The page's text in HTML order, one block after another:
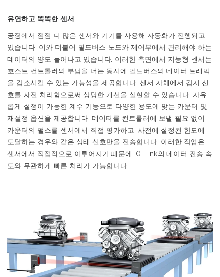
유연하고 똑똑한 센서
공장에서 점점 더 많은 센서와 기기를 사용해 자동화가 진행되고
있습니다. 이와 더불어 필드버스 노드와 제어부에서 관리해야 하는
데이터의 양도 늘어나고 있습니다 이러한 측면에서 지능형 센서는
호스트 컨트롤러의 부담을 더는 동시에 필드버스의 데이터 트래픽
을 감소시킬 수 있는 가능성을 제공합니다 센서 자체에서 감지 신
호를 사전 처리함으로써 상당한 개선을 실현할 수 있습니다 자유
롭게 설정이 가능한 계수 기능으로 다양한 용도에 맞는 카운터 및
재설정 옵션을 제공합니다 .데이터를 컨트롤러에 보낼 필요 없이
카운터의 펄스를 센서에서 직접 평가하고 사전에 설정된 한도에
도달하는 경우와 같은 상태 신호만을 전송합니다 이러한 작업은
센서에서 직접적으로 이루어지기 때문에 IO-Link의 데이터 전송 속
도와 무관하게 빠른 처리가 가능합니다